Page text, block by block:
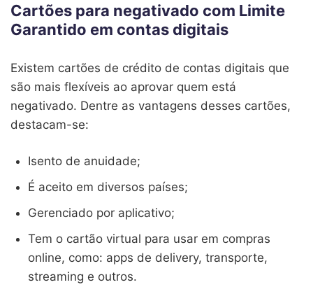
Cartões para negativado com Limite
Garantido em contas digitais
Existem cartões de crédito de contas digitais que
são mais flexíveis ao aprovar quem está
negativado. Dentre as vantagens desses cartões,
destacam-se:
Isento de anuidade;
É aceito em diversos países;
Gerenciado por aplicativo;
Tem o cartão virtual para usar em compras
online, como: apps de delivery, transporte,
streaming e outros.